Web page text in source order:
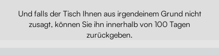
Und falls der Tisch Ihnen aus irgendeinem Grund nicht
zusagt, können Sie ihn innerhalb von 100 Tagen
zurückgeben.